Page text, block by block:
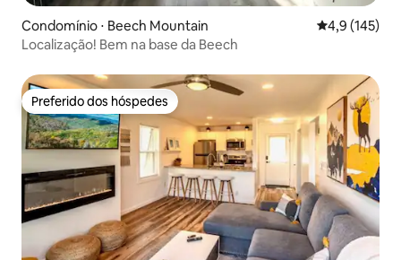
Condomínio ⋅ Beech Mountain 4,9 de uma
4,9 (145)
Localização! Bem na base da Beech
Preferido dos hóspedes
Preferido dos hóspedes